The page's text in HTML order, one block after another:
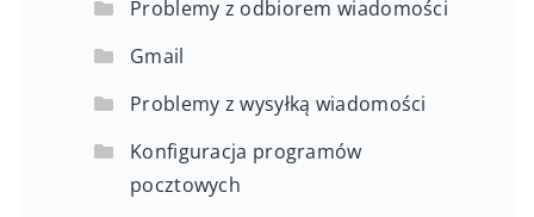
Problemy z odbiorem wiadomości
Gmail
Problemy z wysyłką wiadomości
Konfiguracja programów
pocztowych